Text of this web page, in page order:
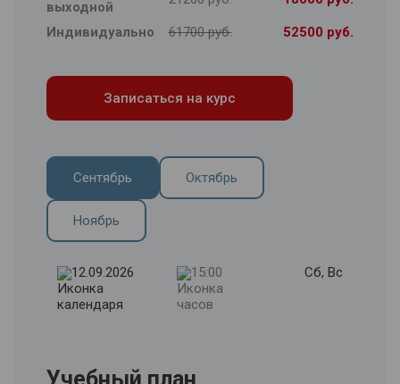
выходной
Индивидуально 61700 руб. 52500 руб.
Записаться на курс
Сентябрь Октябрь
Ноябрь
12.09.2026 15:00 Сб, Вс
Учебный план